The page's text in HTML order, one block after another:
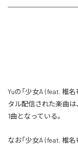
Yuの「少女A (feat. 椎
タル配信された楽曲は
1曲となっている。
なお「少女A (feat. 椎